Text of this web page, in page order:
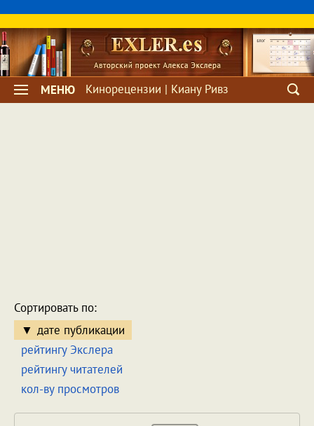
МЕНЮ Кинорецензии | Киану Ривз
Сортировать по:
дате публикации
рейтингу Экслера
рейтингу читателей
кол-ву просмотров